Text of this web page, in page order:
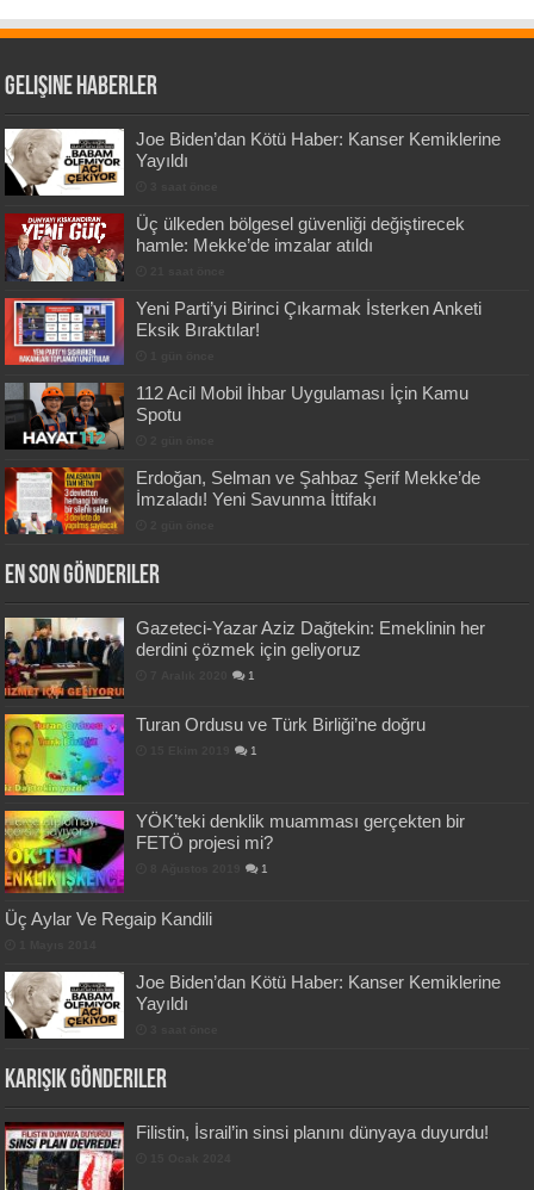
Gelişine Haberler
Joe Biden’dan Kötü Haber: Kanser Kemiklerine
Yayıldı
Üç ülkeden bölgesel güvenliği değiştirecek
hamle: Mekke’de imzalar atıldı
Yeni Parti’yi Birinci Çıkarmak İsterken Anketi
Eksik Bıraktılar!
112 Acil Mobil İhbar Uygulaması İçin Kamu
Spotu
Erdoğan, Selman ve Şahbaz Şerif Mekke’de
İmzaladı! Yeni Savunma İttifakı
En Son Gönderiler
Gazeteci-Yazar Aziz Dağtekin: Emeklinin her
derdini çözmek için geliyoruz
1
Turan Ordusu ve Türk Birliği’ne doğru
1
YÖK’teki denklik muamması gerçekten bir
FETÖ projesi mi?
1
Üç Aylar Ve Regaip Kandili
Joe Biden’dan Kötü Haber: Kanser Kemiklerine
Yayıldı
Karışık Gönderiler
Filistin, İsrail’in sinsi planını dünyaya duyurdu!